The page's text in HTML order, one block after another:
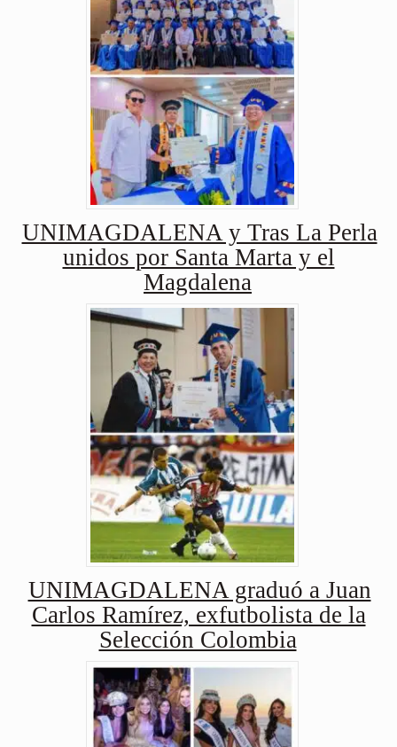
UNIMAGDALENA y Tras La Perla
unidos por Santa Marta y el
Magdalena
UNIMAGDALENA graduó a Juan
Carlos Ramírez, exfutbolista de la
Selección Colombia